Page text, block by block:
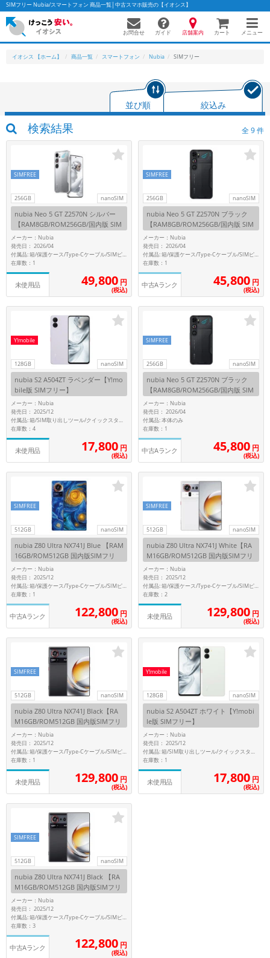
SIMフリー Nubia/スマートフォン 商品一覧│中古スマホ販売の【イオシス】
お問合せ ガイド 店舗案内 カート メニュー
イオシス 【ホーム】 商品一覧 スマートフォン Nubia SIMフリー
並び順 絞込み
検索結果 全9件
256GB nanoSIM
SIMFREE
nubia Neo 5 GT Z2570N シルバー
【RAM8GB/ROM256GB/国内版 SIM
フリー】
メーカー：Nubia
発売日： 2026/04
付属品: 箱/保護ケース/Type-Cケーブル/SIMピン/取扱説明書
在庫数：1
未使用品 49,800 円
(税込)
256GB nanoSIM
SIMFREE
nubia Neo 5 GT Z2570N ブラック
【RAM8GB/ROM256GB/国内版 SIM
フリー】
メーカー：Nubia
発売日： 2026/04
付属品: 箱/保護ケース/Type-Cケーブル/SIMピン/取扱説明書
在庫数：1
中古Aランク 45,800 円
(税込)
128GB nanoSIM
Y!mobile
nubia S2 A504ZT ラベンダー【Y!mo
bile版 SIMフリー】
メーカー：Nubia
発売日： 2025/12
付属品: 箱/SIM取り出しツール/クイックスタートガイド
在庫数：4
未使用品 17,800 円
(税込)
256GB nanoSIM
SIMFREE
nubia Neo 5 GT Z2570N ブラック
【RAM8GB/ROM256GB/国内版 SIM
フリー】
メーカー：Nubia
発売日： 2026/04
付属品: 本体のみ
在庫数：1
中古Aランク 45,800 円
(税込)
512GB nanoSIM
SIMFREE
nubia Z80 Ultra NX741J Blue 【RAM
16GB/ROM512GB 国内版SIMフリ
ー】
メーカー：Nubia
発売日： 2025/12
付属品: 箱/保護ケース/Type-Cケーブル/SIMピン/取扱説明書
在庫数：1
中古Aランク 122,800 円
(税込)
512GB nanoSIM
SIMFREE
nubia Z80 Ultra NX741J White【RA
M16GB/ROM512GB 国内版SIMフリ
ー】
メーカー：Nubia
発売日： 2025/12
付属品: 箱/保護ケース/Type-Cケーブル/SIMピン/取扱説明書
在庫数：2
未使用品 129,800 円
(税込)
512GB nanoSIM
SIMFREE
nubia Z80 Ultra NX741J Black【RA
M16GB/ROM512GB 国内版SIMフリ
ー】
メーカー：Nubia
発売日： 2025/12
付属品: 箱/保護ケース/Type-Cケーブル/SIMピン/取扱説明書
在庫数：1
未使用品 129,800 円
(税込)
128GB nanoSIM
Y!mobile
nubia S2 A504ZT ホワイト【Y!mobi
le版 SIMフリー】
メーカー：Nubia
発売日： 2025/12
付属品: 箱/SIM取り出しツール/クイックスタートガイド
在庫数：1
未使用品 17,800 円
(税込)
512GB nanoSIM
SIMFREE
nubia Z80 Ultra NX741J Black 【RA
M16GB/ROM512GB 国内版SIMフリ
ー】
メーカー：Nubia
発売日： 2025/12
付属品: 箱/保護ケース/Type-Cケーブル/SIMピン/取扱説明書
在庫数：3
中古Aランク 122,800 円
(税込)
かんたんパソコン検索に切り替える
フリーワード
人気の検索ワード： Let's note
カテゴリー
「スマートフォン」「タブレット」など
シリーズ
商品シリーズ名・ブランド名の絞り込み。
「iPhone」「Xperia」「Galaxy」など
メーカー
製造、販売メーカーの絞り込み
「Apple」「SONY」「SHARP」など
機能・特徴
商品の搭載機能による絞り込み
「5G対応」「防水」「ワンセグ」など
ドライブ
ドライブの絞り込み
ランク
商品状態の絞り込み
「新品」「未使用」「中古」など
CPU
OS
OSの絞り込み
メモリ
~
容量
~
モニタサイズ
価格
円 ～ 円
発売日
年
年
各項目のチェックボックスは「or検索」となります。
ただし機能別のみ「and検索」となります。